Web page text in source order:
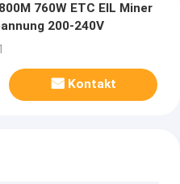
760W ETC EIL Miner
200-240V
Kontakt